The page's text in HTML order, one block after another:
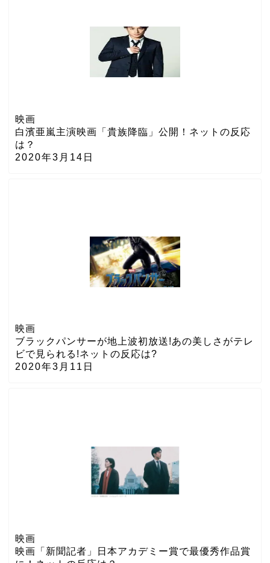
映画
白濱亜嵐主演映画「貴族降臨」公開！ネットの反応
は？
2020年3月14日
映画
ブラックパンサーが地上波初放送!あの美しさがテレ
ビで見られる!ネットの反応は?
2020年3月11日
映画
映画「新聞記者」日本アカデミー賞で最優秀作品賞